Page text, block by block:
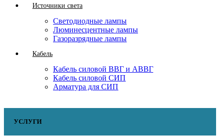
Источники света
Светодиодные лампы
Люминесцентные лампы
Газоразрядные лампы
Кабель
Кабель силовой ВВГ и АВВГ
Кабель силовой СИП
Арматура для СИП
УСЛУГИ